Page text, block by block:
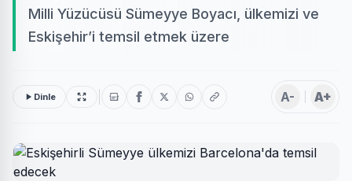
Milli Yüzücüsü Sümeyye Boyacı, ülkemizi ve
Eskişehir’i temsil etmek üzere
Dinle A- A+